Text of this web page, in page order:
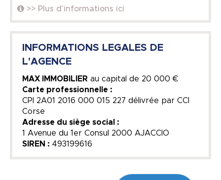
>> Plus d'informations ici
INFORMATIONS LEGALES DE
L'AGENCE
MAX IMMOBILIER au capital de 20 000 €
Carte professionnelle :
CPI 2A01 2016 000 015 227 délivrée par CCI
Corse
Adresse du siège social :
1 Avenue du 1er Consul 2000 AJACCIO
SIREN : 493199616